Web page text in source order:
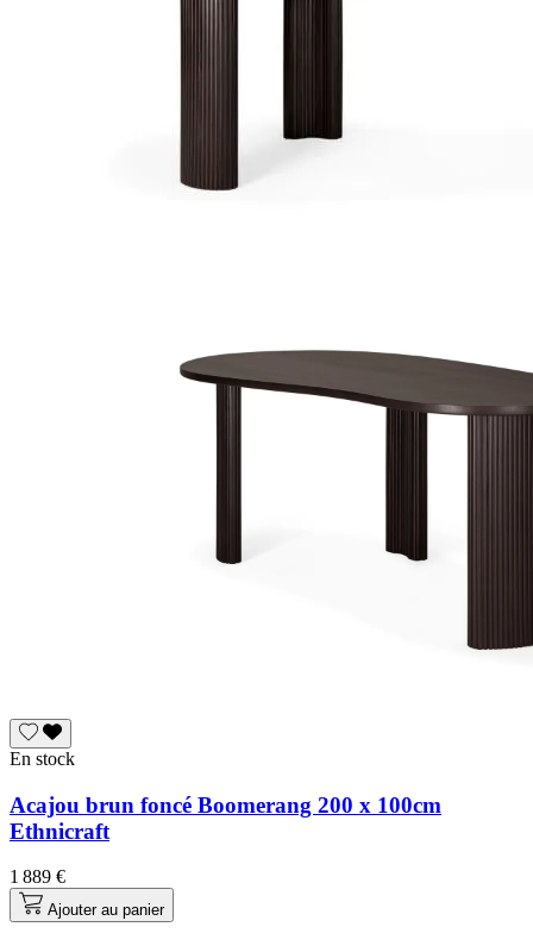
En stock
Acajou brun foncé Boomerang 200 x 100cm
Ethnicraft
1 889 €
Ajouter au panier